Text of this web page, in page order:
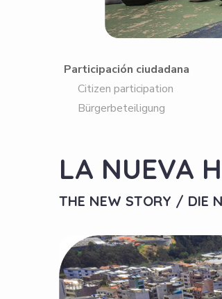
Participación ciudadana
Citizen participation
Bürgerbeteiligung
LA NUEVA
THE NEW STORY / DIE